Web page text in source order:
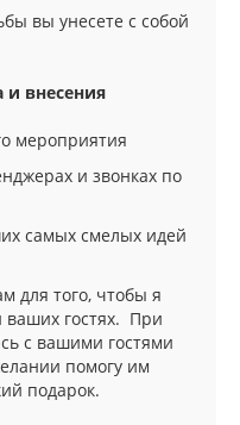
вы унесете с собой
и внесения
мероприятия
и звонках по
самых смелых идей
для того, чтобы я
ваших гостях. При
с вашими гостями
помогу им
подарок.